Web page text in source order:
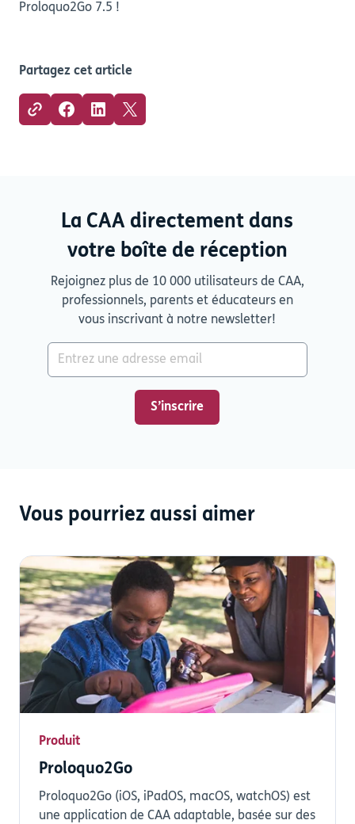
Proloquo2Go 7.5 !
Partagez cet article
La CAA directement dans
votre boîte de réception
Rejoignez plus de 10 000 utilisateurs de CAA,
professionnels, parents et éducateurs en
vous inscrivant à notre newsletter!
Vous pourriez aussi aimer
Produit
Proloquo2Go
Proloquo2Go (iOS, iPadOS, macOS, watchOS) est
une application de CAA adaptable, basée sur des